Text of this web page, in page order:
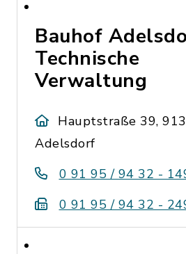
Bauhof
Technische
Verwaltung
Hauptstraße 39,
Adelsdorf
0 91 95 / 94 32 -
0 91 95 / 94 32 -